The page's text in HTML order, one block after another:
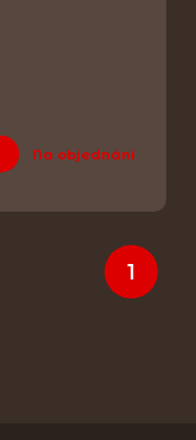
Na objednání
1